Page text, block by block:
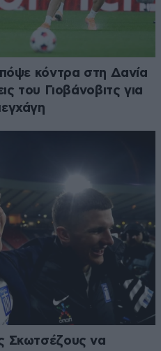
κόντρα στη Δανία
του Γιοβάνοβιτς για
Σκωτσέζους να